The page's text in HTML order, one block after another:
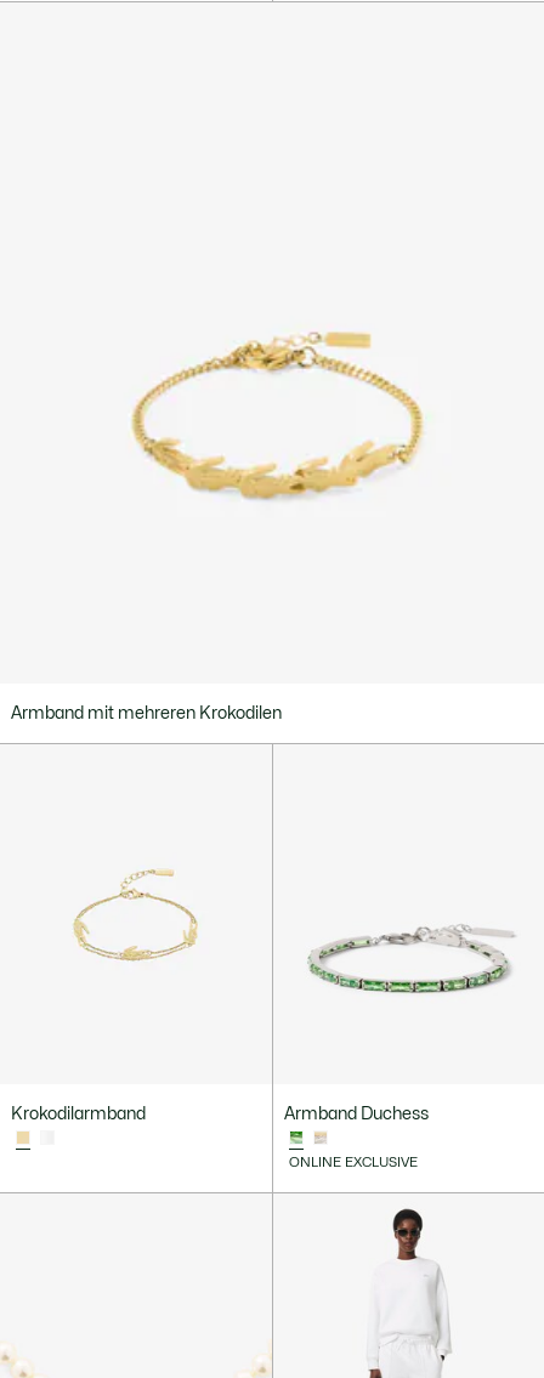
Armband mit mehreren Krokodilen
Krokodilarmband Armband Duchess
ONLINE EXCLUSIVE